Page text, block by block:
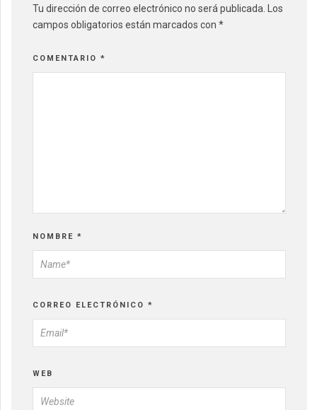
Tu dirección de correo electrónico no será publicada. Los
campos obligatorios están marcados con *
COMENTARIO *
NOMBRE *
CORREO ELECTRÓNICO *
WEB